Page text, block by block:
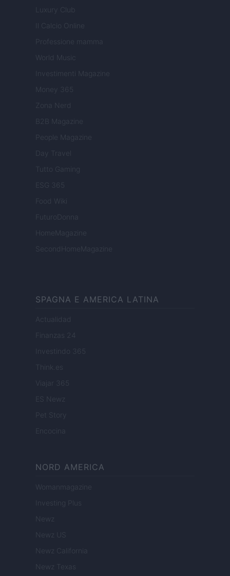
Luxury Club
Il Calcio Online
Professione mamma
World Music
Investimenti Magazine
Money 365
Zona Nerd
B2B Magazine
People Magazine
Day Travel
Tutto Gaming
ESG 365
Food Wiki
FuturoDonna
HomeMagazine
SecondHomeMagazine
SPAGNA E AMERICA LATINA
Actualidad
Finanzas 24
Investindo 365
Think.es
Viajar 365
ES Newz
Pet Story
Encocina
NORD AMERICA
Womanmagazine
Investing Plus
Newz
Newz US
Newz California
Newz Texas